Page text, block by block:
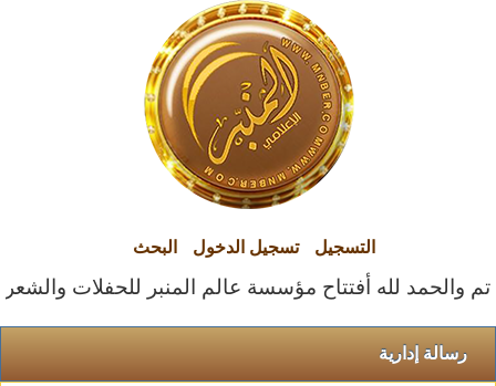
التسجيل تسجيل الدخول البحث
تم والحمد لله أفتتاح مؤسسة عالم المنبر للحفلات
رسالة إدارية